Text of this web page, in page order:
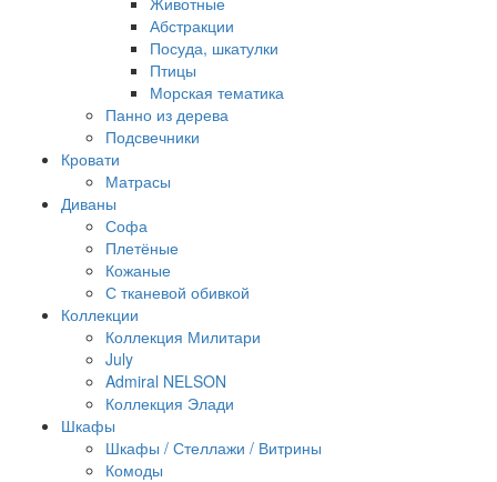
Абстракции
Посуда, шкатулки
Птицы
Морская тематика
Панно из дерева
Подсвечники
Кровати
Матрасы
Диваны
Софа
Плетёные
Кожаные
С тканевой обивкой
Коллекции
Коллекция Милитари
July
Admiral NELSON
Коллекция Элади
Шкафы
Шкафы / Стеллажи / Витрины
Комоды